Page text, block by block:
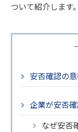
ついて紹介します。
安否確認の
企業が安否
なぜ安否